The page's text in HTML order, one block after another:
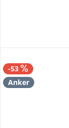
-53
Anker